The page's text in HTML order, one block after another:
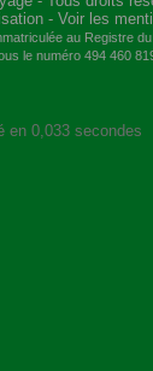
- Voir les
au Registre
le numéro 494 460
en 0,033 secondes